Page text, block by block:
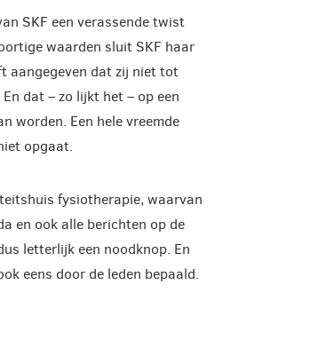
SKF een verassende twist
waarden sluit SKF haar
aangegeven dat zij niet tot
dat – zo lijkt het – op een
worden. Een hele vreemde
opgaat.
fysiotherapie, waarvan
en ook alle berichten op de
letterlijk een noodknop. En
eens door de leden bepaald.